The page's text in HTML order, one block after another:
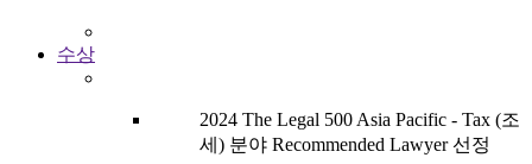
수상
2024 The Legal 500 Asia Pacific - Tax (조
세) 분야 Recommended Lawyer 선정